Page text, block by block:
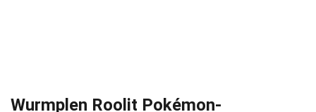
Wurmplen Roolit Pokémon-